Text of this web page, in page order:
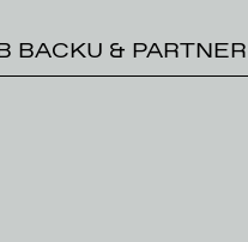
BACKU & PARTNER